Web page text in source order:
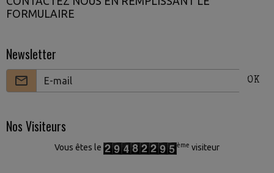
FORMULAIRE
Newsletter
OK
Nos Visiteurs
Vous êtes le ème visiteur